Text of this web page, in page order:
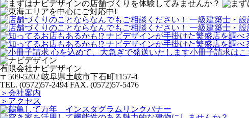
有限会社ナビデザイン
〒509-5202 岐阜県土岐市下石町1157-4
TEL. (0572)57-2494 FAX. (0572)57-5476
＞会社案内
＞アクセス